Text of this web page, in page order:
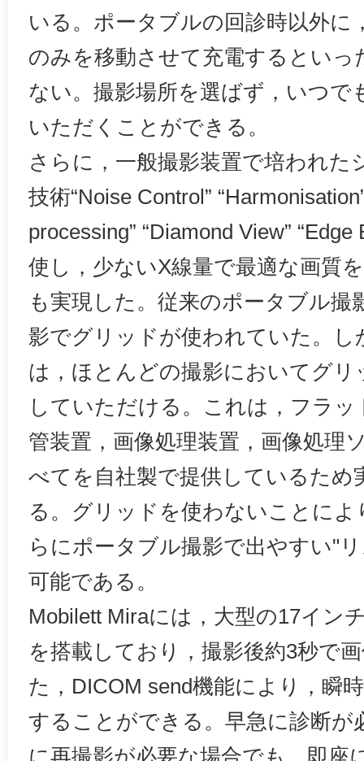
いる。ポータブルの回診時以外に
のみを移動させて充電するとい
ない。撮影場所を選ばず，いつで
いただくことができる。
さらに，一般撮影装置で培われた
技術“Noise Control”
processing” “Diamond View”
使し，少ないX線量で最適な画質
も実現した。従来のポータブル撮
影でグリッドが使われていた。し
は，ほとんどの撮影においてグリ
していただける。これは，フラ
管装置，画像処理装置，画像処理
べてを自社製で提供しているため
る。グリッドを使わないことに
らにポータブル撮影で出やすい"
可能である。
Mobilett Miraには，大型の17イン
を搭載しており，撮影後約3秒で
た，DICOM send機能により，瞬
することができる。早急に診断が
に再撮影が必要な場合でも，即座